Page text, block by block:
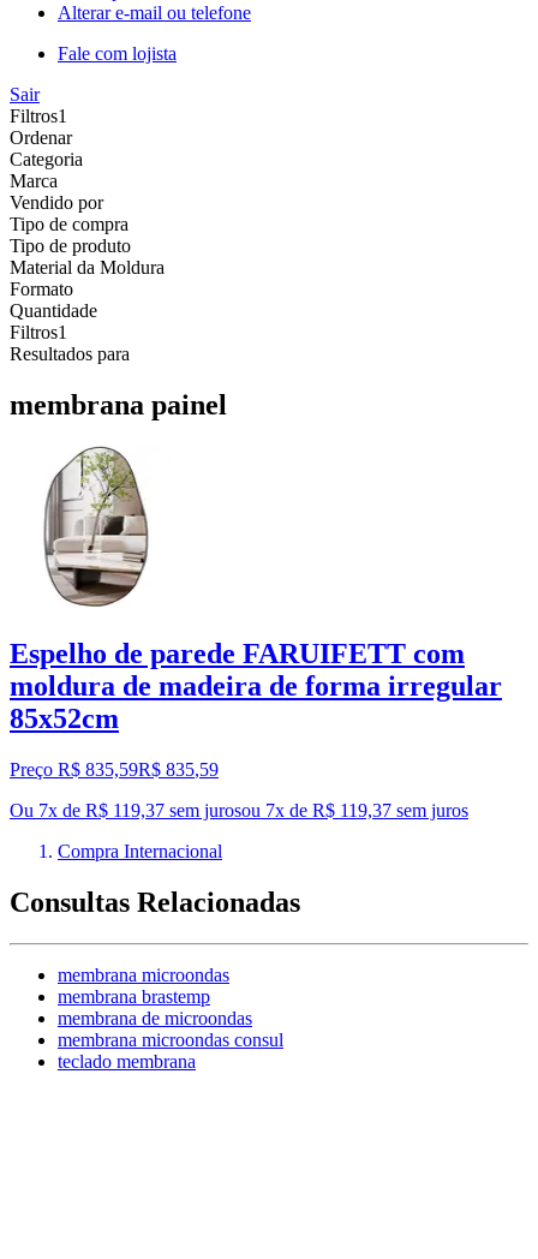
Alterar e-mail ou telefone
Fale com lojista
Sair
Filtros1
Ordenar
Categoria
Marca
Vendido por
Tipo de compra
Tipo de produto
Material da Moldura
Formato
Quantidade
Filtros1
Resultados para
membrana painel
Espelho de parede FARUIFETT com
moldura de madeira de forma irregular
85x52cm
Preço R$ 835,59R$ 835,59
Ou 7x de R$ 119,37 sem jurosou 7x de R$ 119,37 sem juros
Compra Internacional
Consultas Relacionadas
membrana microondas
membrana brastemp
membrana de microondas
membrana microondas consul
teclado membrana